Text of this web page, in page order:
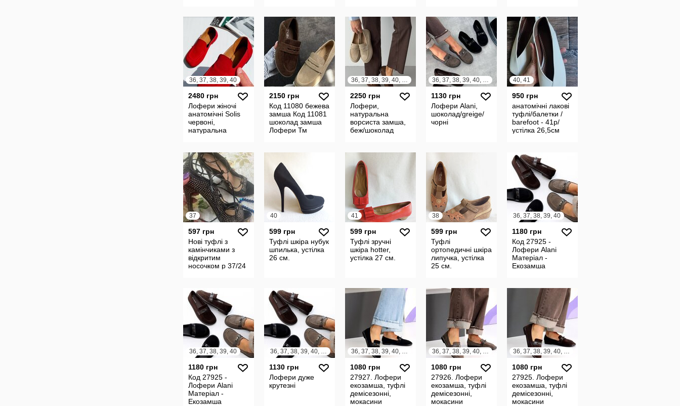
балетки
36, 37, 38, 39, 40
2480 грн
Лофери жіночі
анатомічні Solis
червоні,
натуральна
2150 грн
Код 11080 бежева
замша Код 11081
шоколад замша
Лофери Тм
Натуральна
ворсист
36, 37, 38, 39, 40, 41
2250 грн
Лофери,
натуральна
ворсиста замша,
беж/шоколад
36, 37, 38, 39, 40, 41
1130 грн
Лофери Alani,
шоколад/greige/
чорні
40, 41
950 грн
анатомічні лакові
туфлі/балетки /
barefoot - 41р/
устілка 26,5см
37
597 грн
Нові туфлі з
камінчиками з
відкритим
носочком р 37/24
40
599 грн
Туфлі шкіра нубук
шпилька, устілка
26 см.
41
599 грн
Туфлі зручні
шкіра hotter,
устілка 27 см.
38
599 грн
Туфлі
ортопедичні шкіра
липучка, устілка
25 см.
36, 37, 38, 39, 40
1180 грн
Код 27925 -
Лофери Alani
Матеріал -
Екозамша
36, 37, 38, 39, 40
1180 грн
Код 27925 -
Лофери Alani
Матеріал -
Екозамша
36, 37, 38, 39, 40, 41
1130 грн
Лофери дуже
крутезні
36, 37, 38, 39, 40, 41
1080 грн
27927. Лофери
екозамша, туфлі
демісезонні,
мокасини
36, 37, 38, 39, 40, 41
1080 грн
27926. Лофери
екозамша, туфлі
демісезонні,
мокасини
36, 37, 38, 39, 40, 41
1080 грн
27925. Лофери
екозамша, туфлі
демісезонні,
мокасини